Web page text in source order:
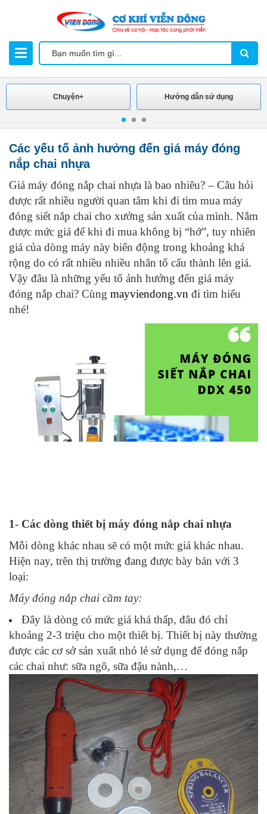
Chuyện+ Hướng dẫn sử dụng
Các yếu tố ảnh hưởng đến giá máy đóng
nắp chai nhựa
Giá máy đóng nắp chai nhựa là bao nhiêu? – Câu hỏi
được rất nhiều người quan tâm khi đi tìm mua máy
đóng siết nắp chai cho xưởng sản xuất của mình. Nắm
được mức giá để khi đi mua không bị “hớ”, tuy nhiên
giá của dòng máy này biến động trong khoảng khá
rộng do có rất nhiều nhiều nhân tố cấu thành lên giá.
Vậy đâu là những yếu tố ảnh hưởng đến giá máy
đóng nắp chai? Cùng mayviendong.vn đi tìm hiểu
nhé!
1- Các dòng thiết bị máy đóng nắp chai nhựa
Mỗi dòng khác nhau sẽ có một mức giá khác nhau.
Hiện nay, trên thị trường đang được bày bán với 3
loại:
Máy đóng nắp chai cầm tay:
Đây là dòng có mức giá khá thấp, đâu đó chỉ
khoảng 2-3 triệu cho một thiết bị. Thiết bị này thường
được các cơ sở sản xuất nhỏ lẻ sử dụng để đóng nắp
các chai như: sữa ngô, sữa đậu nành,…